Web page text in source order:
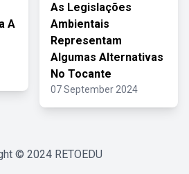
A
As Legislações
Ambientais
Representam
Algumas Alternativas
No Tocante
07 September 2024
© 2024 RETOEDU